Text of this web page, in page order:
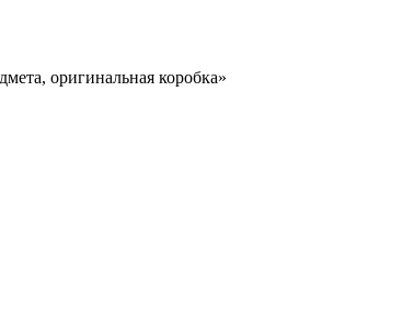
оригинальная коробка»